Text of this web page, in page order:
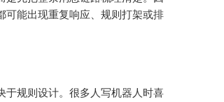
可能出现重复响应、规则打架或排
于规则设计。很多人写机器人时喜